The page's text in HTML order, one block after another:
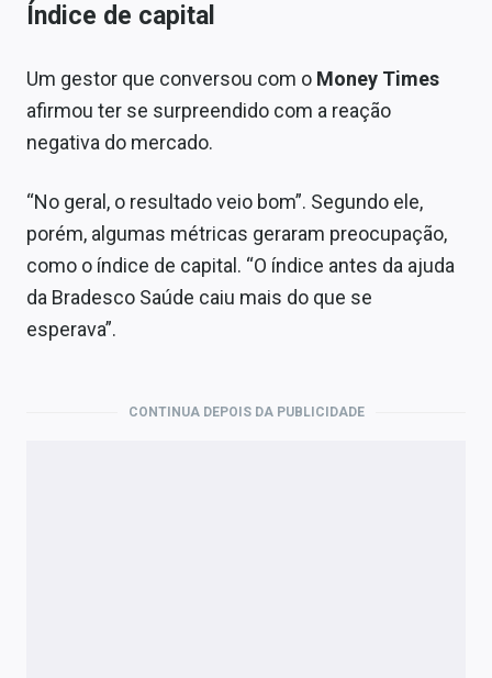
Índice de capital
Um gestor que conversou com o Money Times
afirmou ter se surpreendido com a reação
negativa do mercado.
“No geral, o resultado veio bom”. Segundo ele,
porém, algumas métricas geraram preocupação,
como o índice de capital. “O índice antes da ajuda
da Bradesco Saúde caiu mais do que se
esperava”.
CONTINUA DEPOIS DA PUBLICIDADE